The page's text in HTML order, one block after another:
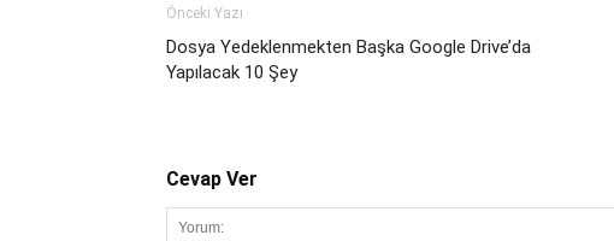
Önceki Yazı
Dosya Yedeklenmekten Başka Google Drive’da
Yapılacak 10 Şey
Cevap Ver